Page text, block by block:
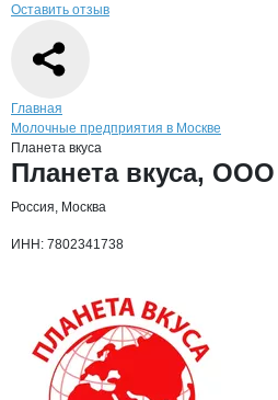
Оставить отзыв
Навигация по сайту
Главная
Молочные предприятия в Москве
Планета вкуса
Основная
Планета вкуса, ООО
Россия, Москва
ИНН: 7802341738